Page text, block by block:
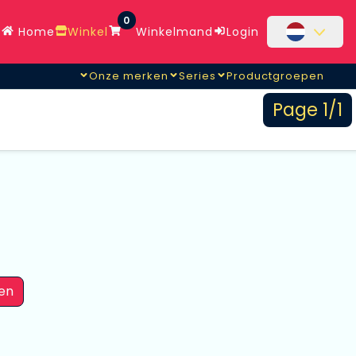
Home Winkel
0
Winkelmand Login
Onze merken Series Productgroepen
Page 1/1